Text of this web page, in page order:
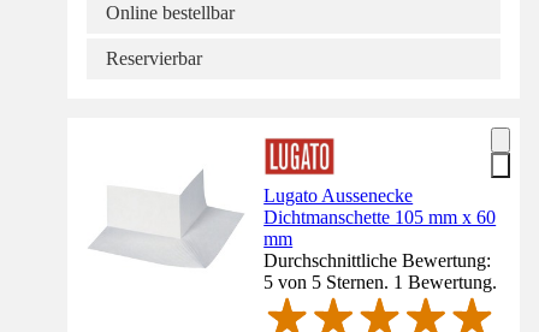
Online bestellbar
Reservierbar
Lugato Aussenecke
Dichtmanschette 105 mm x 60
mm
Durchschnittliche Bewertung:
5 von 5 Sternen. 1 Bewertung.